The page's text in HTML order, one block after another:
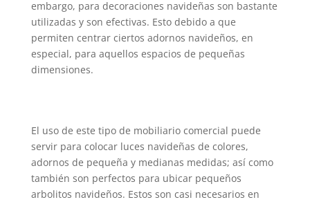
embargo, para decoraciones navideñas son bastante
utilizadas y son efectivas. Esto debido a que
permiten centrar ciertos adornos navideños, en
especial, para aquellos espacios de pequeñas
dimensiones.
El uso de este tipo de mobiliario comercial puede
servir para colocar luces navideñas de colores,
adornos de pequeña y medianas medidas; así como
también son perfectos para ubicar pequeños
arbolitos navideños. Estos son casi necesarios en